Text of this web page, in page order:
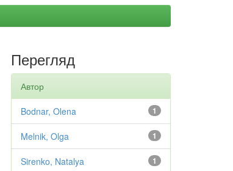
Перегляд
Автор
1
Bodnar, Olena
1
Melnik, Olga
1
Sirenko, Natalya